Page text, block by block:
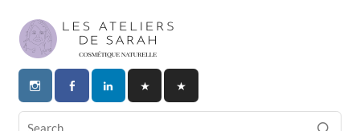
content
Les Ateliers de Sarah | Cosmetique
Naturelle